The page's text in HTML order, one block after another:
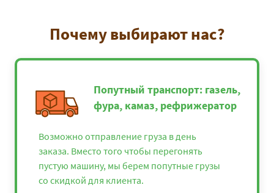
Почему выбирают нас?
Попутный транспорт: газель,
фура, камаз, рефрижератор
Возможно отправление груза в день
заказа. Вместо того чтобы перегонять
пустую машину, мы берем попутные грузы
со скидкой для клиента.